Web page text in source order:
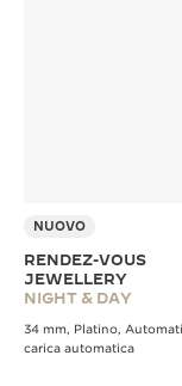
NUOVO
RENDEZ-VOUS
JEWELLERY
NIGHT & DAY
34 mm, Platino,
carica automatica